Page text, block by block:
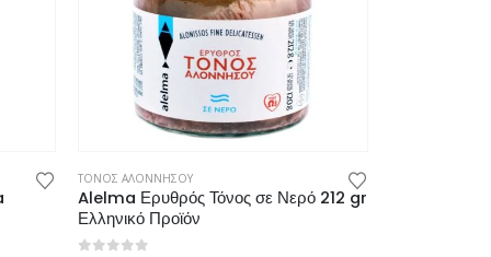
ΤΟΝΟΣ ΑΛΟΝΝΗΣΟΥ
Alelma Ερυθρός Τόνος σε Νερό 212 gr
Ελληνικό Προϊόν